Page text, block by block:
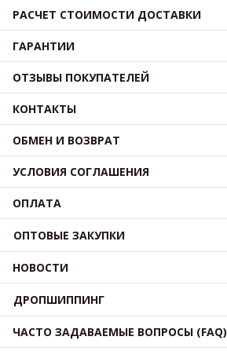
РАСЧЕТ СТОИМОСТИ ДОСТАВКИ
ГАРАНТИИ
ОТЗЫВЫ ПОКУПАТЕЛЕЙ
КОНТАКТЫ
ОБМЕН И ВОЗВРАТ
УСЛОВИЯ СОГЛАШЕНИЯ
ОПЛАТА
ОПТОВЫЕ ЗАКУПКИ
НОВОСТИ
ДРОПШИППИНГ
ЧАСТО ЗАДАВАЕМЫЕ ВОПРОСЫ (FAQ)